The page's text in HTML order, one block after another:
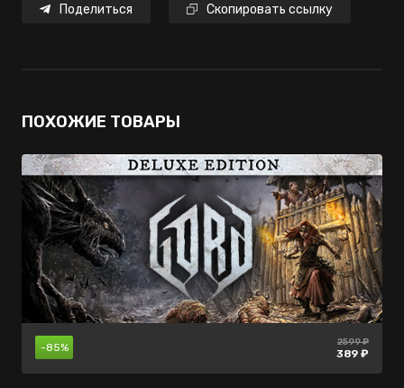
Поделиться Скопировать ссылку
ПОХОЖИЕ ТОВАРЫ
-85% 2599 ₽
389 ₽
-80% 710 ₽
142 ₽
нет в
продаже